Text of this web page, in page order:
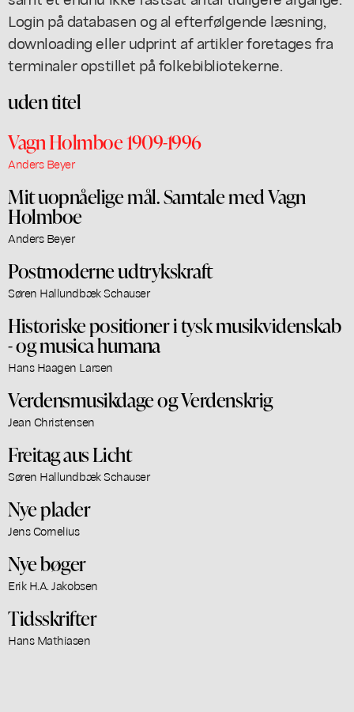
Login på databasen og al efterfølgende læsning,
downloading eller udprint af artikler foretages fra
terminaler opstillet på folkebibliotekerne.
uden titel
Vagn Holmboe 1909-1996
Anders Beyer
Mit uopnåelige mål. Samtale med Vagn
Holmboe
Anders Beyer
Postmoderne udtrykskraft
Søren Hallundbæk Schauser
Historiske positioner i tysk musikvidenskab
- og musica humana
Hans Haagen Larsen
Verdensmusikdage og Verdenskrig
Jean Christensen
Freitag aus Licht
Søren Hallundbæk Schauser
Nye plader
Jens Cornelius
Nye bøger
Erik H.A. Jakobsen
Tidsskrifter
Hans Mathiasen